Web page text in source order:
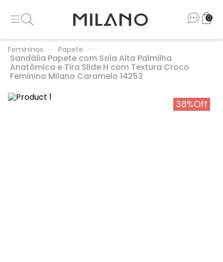
0
Femininos Papete
Sandália Papete com Sola Alta Palmilha
Anatômica e Tira Slide H com Textura Croco
Feminino Milano Caramelo 14253
38%Off